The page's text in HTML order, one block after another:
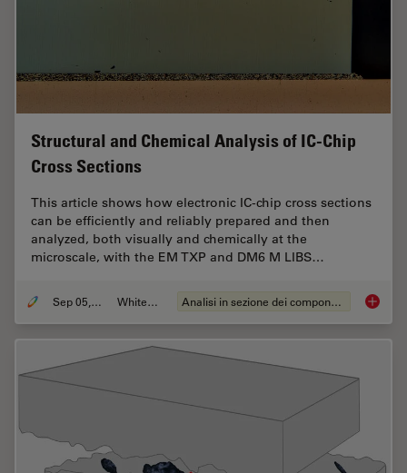
Structural and Chemical Analysis of IC-Chip
Cross Sections
This article shows how electronic IC-chip cross sections
can be efficiently and reliably prepared and then
analyzed, both visually and chemically at the
microscale, with the EM TXP and DM6 M LIBS…
Sep 05, 2023 Whitepaper Analisi in sezione dei componenti elettronici